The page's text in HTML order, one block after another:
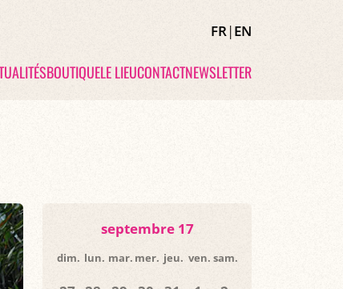
FR|EN
BOUTIQUELE LIEUCONTACTNEWSLETTER
septembre 17
dim. lun. mar. mer. jeu. ven. sam.